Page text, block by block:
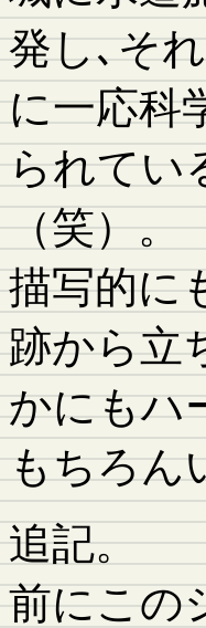
発し､そ
に一応科
られてい
（笑）。
描写的に
跡から立
かにもハ
もちろん
追記。
前にこの